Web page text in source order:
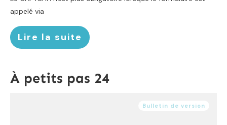
appelé via
Lire la suite
À petits pas 24
Bulletin de version